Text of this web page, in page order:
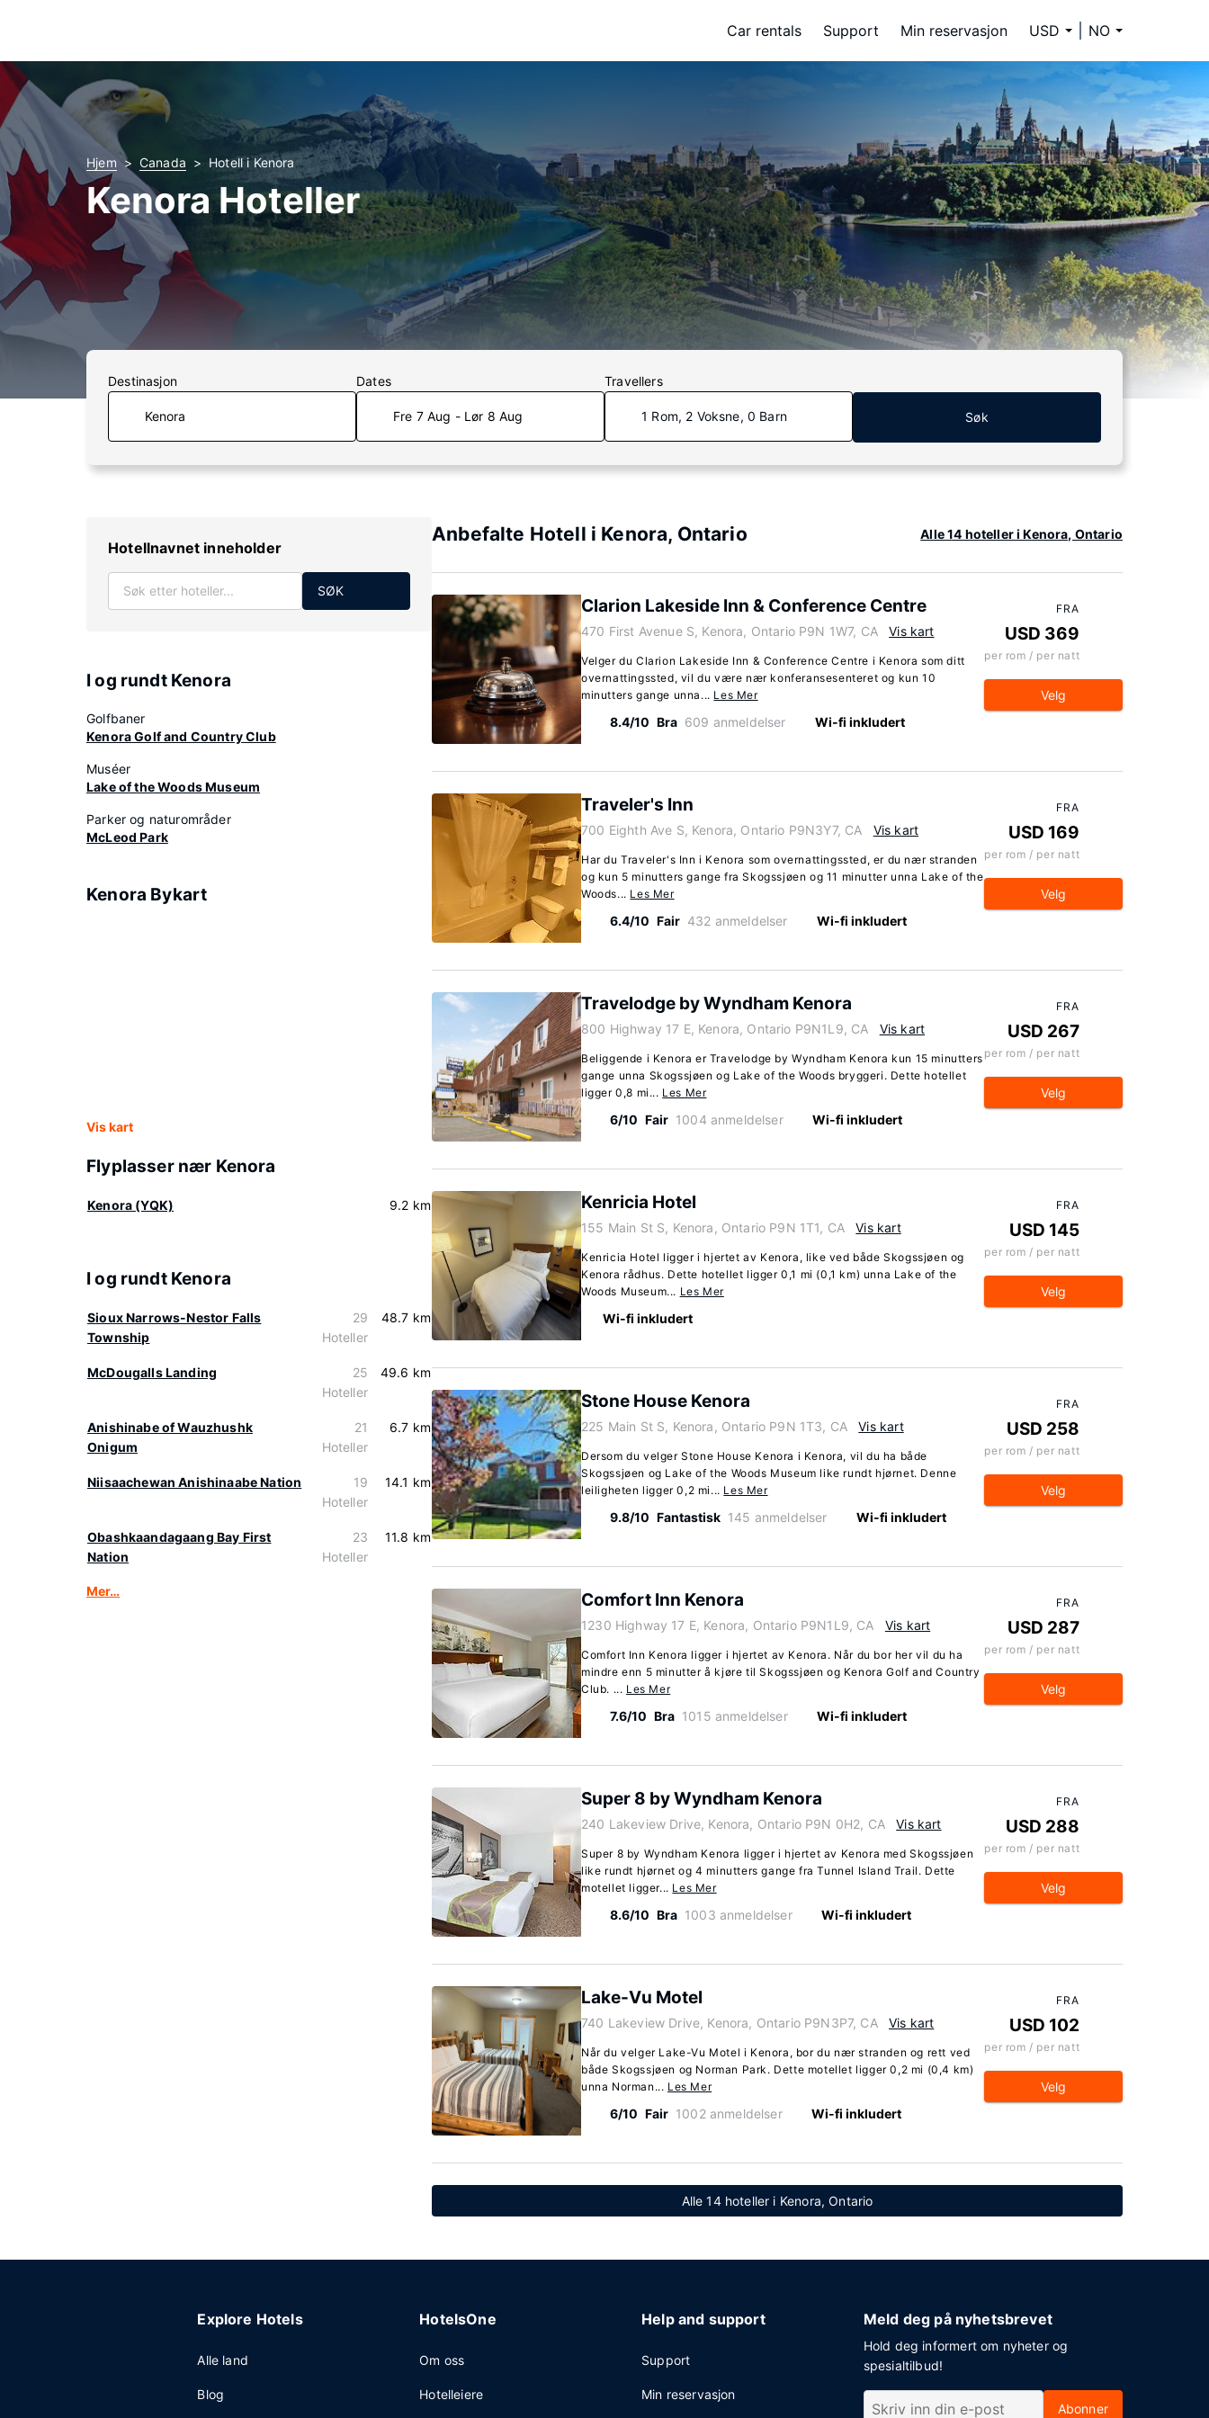
Car rentals Support Min reservasjon USD NO
Hjem Canada Hotell i Kenora
Kenora Hoteller
Destinasjon Dates
Fre 7 Aug - Lør 8 Aug
Travellers
1 Rom, 2 Voksne, 0 Barn Søk
Hotellnavnet inneholder
SØK
I og rundt Kenora
Golfbaner
Kenora Golf and Country Club
Muséer
Lake of the Woods Museum
Parker og naturområder
McLeod Park
Kenora Bykart
Vis kart
Flyplasser nær Kenora
Kenora (YQK) 9.2 km
I og rundt Kenora
Sioux Narrows-Nestor Falls
Township
29
Hoteller
48.7 km
McDougalls Landing
25
Hoteller
49.6 km
Anishinabe of Wauzhushk
Onigum
21
Hoteller
6.7 km
Niisaachewan Anishinaabe Nation
19
Hoteller
14.1 km
Obashkaandagaang Bay First
Nation
23
Hoteller
11.8 km
Mer…
Anbefalte Hotell i Kenora, Ontario Alle 14 hoteller i Kenora, Ontario
Clarion Lakeside Inn & Conference Centre
470 First Avenue S, Kenora, Ontario P9N 1W7, CA Vis kart
Velger du Clarion Lakeside Inn & Conference Centre i Kenora som ditt
overnattingssted, vil du være nær konferansesenteret og kun 10
minutters gange unna... Les Mer
8.4/10 Bra 609 anmeldelser Wi-fi inkludert
FRA
USD 369
per rom / per natt
Velg
Traveler's Inn
700 Eighth Ave S, Kenora, Ontario P9N3Y7, CA Vis kart
Har du Traveler's Inn i Kenora som overnattingssted, er du nær stranden
og kun 5 minutters gange fra Skogssjøen og 11 minutter unna Lake of the
Woods... Les Mer
6.4/10 Fair 432 anmeldelser Wi-fi inkludert
FRA
USD 169
per rom / per natt
Velg
Travelodge by Wyndham Kenora
800 Highway 17 E, Kenora, Ontario P9N1L9, CA Vis kart
Beliggende i Kenora er Travelodge by Wyndham Kenora kun 15 minutters
gange unna Skogssjøen og Lake of the Woods bryggeri. Dette hotellet
ligger 0,8 mi... Les Mer
6/10 Fair 1004 anmeldelser Wi-fi inkludert
FRA
USD 267
per rom / per natt
Velg
Kenricia Hotel
155 Main St S, Kenora, Ontario P9N 1T1, CA Vis kart
Kenricia Hotel ligger i hjertet av Kenora, like ved både Skogssjøen og
Kenora rådhus. Dette hotellet ligger 0,1 mi (0,1 km) unna Lake of the
Woods Museum... Les Mer
Wi-fi inkludert
FRA
USD 145
per rom / per natt
Velg
Stone House Kenora
225 Main St S, Kenora, Ontario P9N 1T3, CA Vis kart
Dersom du velger Stone House Kenora i Kenora, vil du ha både
Skogssjøen og Lake of the Woods Museum like rundt hjørnet. Denne
leiligheten ligger 0,2 mi... Les Mer
9.8/10 Fantastisk 145 anmeldelser Wi-fi inkludert
FRA
USD 258
per rom / per natt
Velg
Comfort Inn Kenora
1230 Highway 17 E, Kenora, Ontario P9N1L9, CA Vis kart
Comfort Inn Kenora ligger i hjertet av Kenora. Når du bor her vil du ha
mindre enn 5 minutter å kjøre til Skogssjøen og Kenora Golf and Country
Club. ... Les Mer
7.6/10 Bra 1015 anmeldelser Wi-fi inkludert
FRA
USD 287
per rom / per natt
Velg
Super 8 by Wyndham Kenora
240 Lakeview Drive, Kenora, Ontario P9N 0H2, CA Vis kart
Super 8 by Wyndham Kenora ligger i hjertet av Kenora med Skogssjøen
like rundt hjørnet og 4 minutters gange fra Tunnel Island Trail. Dette
motellet ligger... Les Mer
8.6/10 Bra 1003 anmeldelser Wi-fi inkludert
FRA
USD 288
per rom / per natt
Velg
Lake-Vu Motel
740 Lakeview Drive, Kenora, Ontario P9N3P7, CA Vis kart
Når du velger Lake-Vu Motel i Kenora, bor du nær stranden og rett ved
både Skogssjøen og Norman Park. Dette motellet ligger 0,2 mi (0,4 km)
unna Norman... Les Mer
6/10 Fair 1002 anmeldelser Wi-fi inkludert
FRA
USD 102
per rom / per natt
Velg
Alle 14 hoteller i Kenora, Ontario
Explore Hotels
Alle land
Blog
HotelsOne
Om oss
Hotelleiere
Help and support
Support
Min reservasjon
Meld deg på nyhetsbrevet
Hold deg informert om nyheter og
spesialtilbud!
Abonner